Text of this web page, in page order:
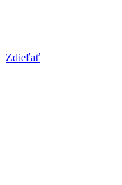
Zdieľať